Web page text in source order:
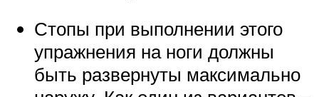
Стопы при выполнении этого
упражнения на ноги должны
быть развернуты максимально